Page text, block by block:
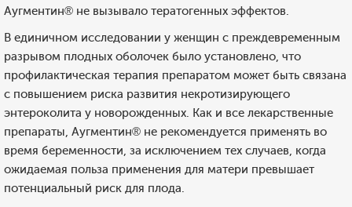
Аугментин® не вызывало тератогенных эффектов.
В единичном исследовании у женщин с преждевременным
разрывом плодных оболочек было установлено, что
профилактическая терапия препаратом может быть связана
с повышением риска развития некротизирующего
энтероколита у новорожденных. Как и все лекарственные
препараты, Аугментин® не рекомендуется применять во
время беременности, за исключением тех случаев, когда
ожидаемая польза применения для матери превышает
потенциальный риск для плода.